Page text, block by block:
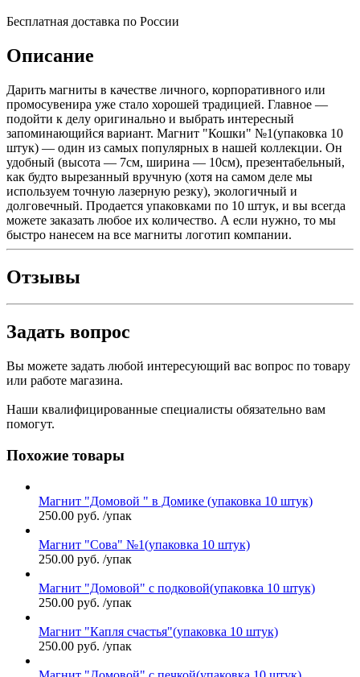
Бесплатная доставка по России
Описание
Дарить магниты в качестве личного, корпоративного или
промосувенира уже стало хорошей традицией. Главное —
подойти к делу оригинально и выбрать интересный
запоминающийся вариант. Магнит "Кошки" №1(упаковка 10
штук) — один из самых популярных в нашей коллекции. Он
удобный (высота — 7см, ширина — 10см), презентабельный,
как будто вырезанный вручную (хотя на самом деле мы
используем точную лазерную резку), экологичный и
долговечный. Продается упаковками по 10 штук, и вы всегда
можете заказать любое их количество. А если нужно, то мы
быстро нанесем на все магниты логотип компании.
Отзывы
Задать вопрос
Вы можете задать любой интересующий вас вопрос по товару
или работе магазина.
Наши квалифицированные специалисты обязательно вам
помогут.
Похожие товары
Магнит "Домовой " в Домике (упаковка 10 штук)
250.00 руб. /упак
Магнит "Сова" №1(упаковка 10 штук)
250.00 руб. /упак
Магнит "Домовой" с подковой(упаковка 10 штук)
250.00 руб. /упак
Магнит "Капля счастья"(упаковка 10 штук)
250.00 руб. /упак